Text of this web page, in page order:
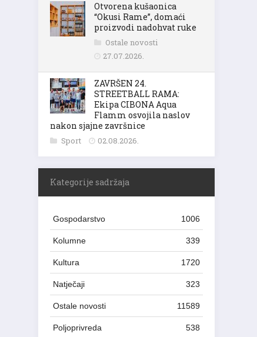
Otvorena kušaonica
“Okusi Rame”, domaći
proizvodi nadohvat ruke
Ostale novosti
27.07.2026.
ZAVRŠEN 24.
STREETBALL RAMA:
Ekipa CIBONA Aqua
Flamm osvojila naslov
nakon sjajne završnice
Sport 02.08.2026.
Kategorije sadržaja
Gospodarstvo 1006
Kolumne 339
Kultura 1720
Natječaji 323
Ostale novosti 11589
Poljoprivreda 538